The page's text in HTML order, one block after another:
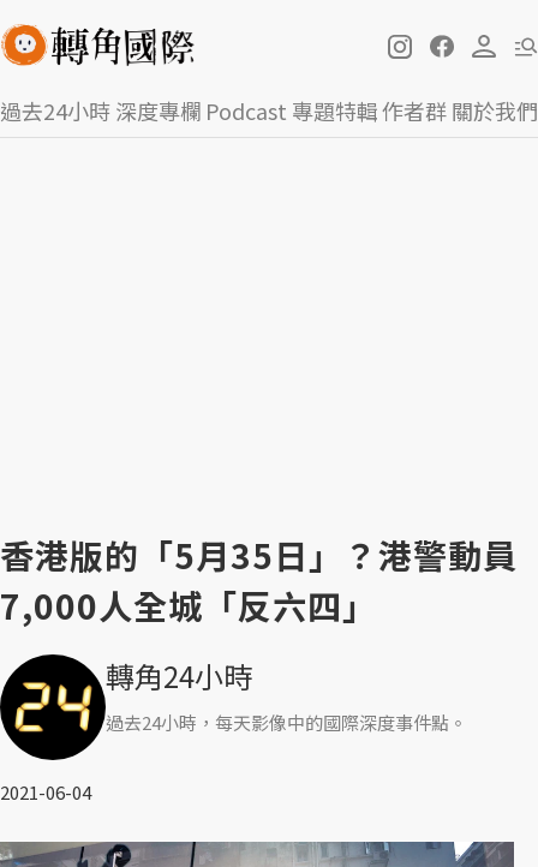
過去24小時深度專欄 Podcast 專題特輯作者群關於我們
香港版的「5月35日」？港警動員
7,000人全城「反六四」
轉角24小時
過去24小時，每天影像中的國際深度事件點。
2021-06-04